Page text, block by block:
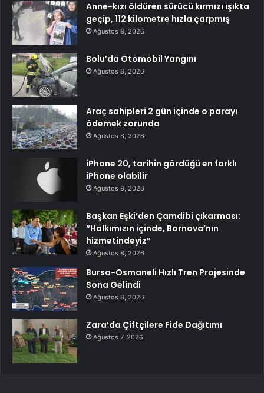
Anne-kızı öldüren sürücü kırmızı ışıkta
geçip, 112 kilometre hızla çarpmış
Ağustos 8, 2026
Bolu’da Otomobil Yangını
Ağustos 8, 2026
Araç sahipleri 2 gün içinde o parayı
ödemek zorunda
Ağustos 8, 2026
iPhone 20, tarihin gördüğü en farklı
iPhone olabilir
Ağustos 8, 2026
Başkan Eşki’den Çamdibi çıkarması:
“Halkımızın içinde, Bornova’nın
hizmetindeyiz”
Ağustos 8, 2026
Bursa-Osmaneli Hızlı Tren Projesinde
Sona Gelindi
Ağustos 8, 2026
Zara’da Çiftçilere Fide Dağıtımı
Ağustos 7, 2026